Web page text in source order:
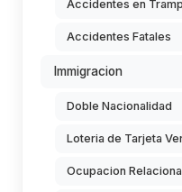
Accidentes en
Accidentes Fatales
Immigracion
Doble Nacionalidad
Loteria de Tarjeta
Ocupacion